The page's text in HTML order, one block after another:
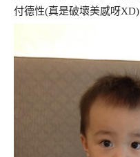
付德性(真是破壞美感呀XD)